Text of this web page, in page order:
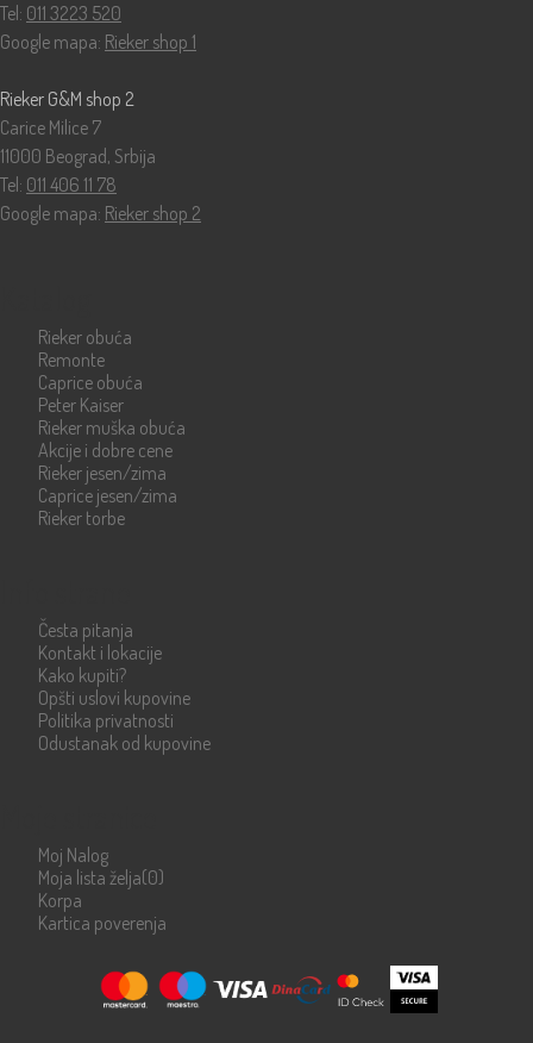
Tel: 011 3223 520
Google mapa: Rieker shop 1
Rieker G&M shop 2
Carice Milice 7
11000 Beograd, Srbija
Tel: 011 406 11 78
Google mapa: Rieker shop 2
Rieker obuća
Remonte
Caprice obuća
Peter Kaiser
Rieker muška obuća
Akcije i dobre cene
Rieker jesen/zima
Caprice jesen/zima
Rieker torbe
Česta pitanja
Kontakt i lokacije
Kako kupiti?
Opšti uslovi kupovine
Politika privatnosti
Odustanak od kupovine
Moj Nalog
Moja lista želja(0)
Korpa
Kartica poverenja